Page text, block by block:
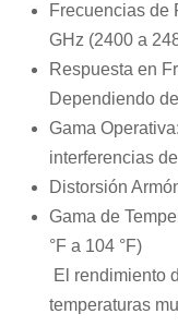
Frecuencias de
GHz (2400 a
Respuesta en
Dependiendo
Gama
interferencias
Distorsión
Gama de
°F a 104 °F)
El rendimiento
temperaturas